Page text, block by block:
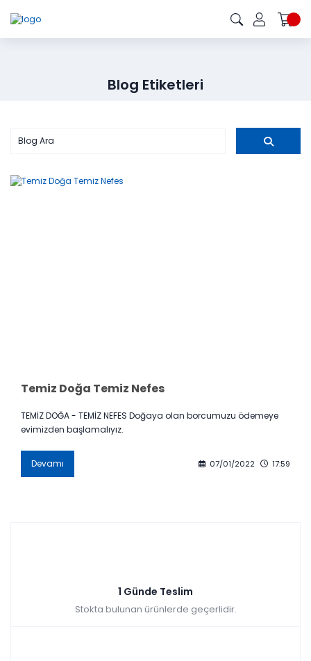
Blog Etiketleri
Temiz Doğa Temiz Nefes
TEMİZ DOĞA - TEMİZ NEFES Doğaya olan borcumuzu ödemeye
evimizden başlamalıyız.
Devamı 07/01/2022 17:59
1 Günde Teslim
Stokta bulunan ürünlerde geçerlidir.